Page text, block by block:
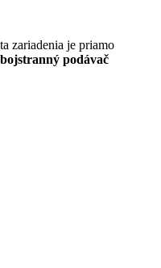
zariadenia je priamo
podávač